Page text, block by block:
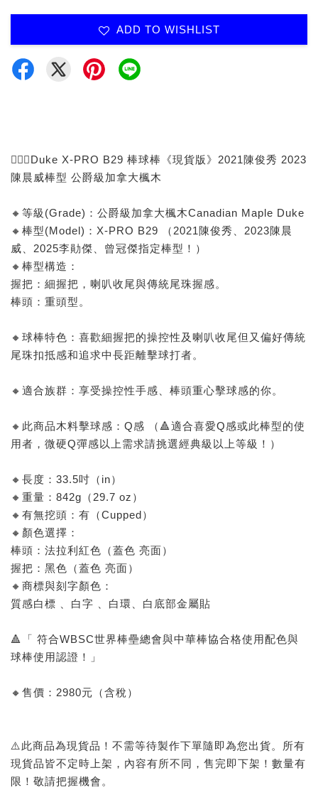
ADD TO WISHLIST
🙅🏻‍♂️Duke X-PRO B29 棒球棒《現貨版》2021陳俊秀 2023
陳晨威棒型 公爵級加拿大楓木
🔸等級(Grade)：公爵級加拿大楓木Canadian Maple Duke
🔸棒型(Model)：X-PRO B29 （2021陳俊秀、2023陳晨
威、2025李勛傑、曾冠傑指定棒型！）
🔸棒型構造：
握把：細握把，喇叭收尾與傳統尾珠握感。
棒頭：重頭型。
🔸球棒特色：喜歡細握把的操控性及喇叭收尾但又偏好傳統
尾珠扣抵感和追求中長距離擊球打者。
🔸適合族群：享受操控性手感、棒頭重心擊球感的你。
🔸此商品木料擊球感：Q感 （🔺適合喜愛Q感或此棒型的使
用者，微硬Q彈感以上需求請挑選經典級以上等級！）
🔸長度：33.5吋（in）
🔸重量：842g（29.7 oz）
🔸有無挖頭：有（Cupped）
🔸顏色選擇：
棒頭：法拉利紅色（蓋色 亮面）
握把：黑色（蓋色 亮面）
🔸商標與刻字顏色：
質感白標 、白字 、白環、白底部金屬貼
🔺「 符合WBSC世界棒壘總會與中華棒協合格使用配色與
球棒使用認證！」
🔸售價：2980元（含稅）
⚠️此商品為現貨品！不需等待製作下單隨即為您出貨。所有
現貨品皆不定時上架，內容有所不同，售完即下架！數量有
限！敬請把握機會。